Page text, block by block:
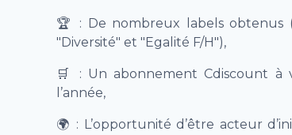
🏆
: De nombreux labels obtenus
"Diversité" et "Egalité F/H"),
🛒
: Un abonnement Cdiscount
l’année,
🌍 : L’opportunité d’être acteur